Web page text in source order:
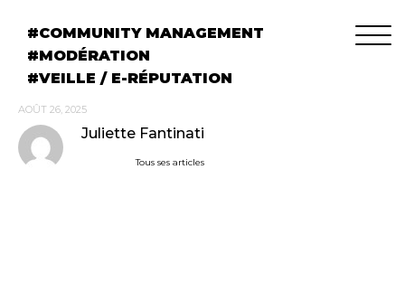
COMMUNITY MANAGEMENT
MODÉRATION
VEILLE / E-RÉPUTATION
AOÛT 26, 2025
Juliette Fantinati
Tous ses articles